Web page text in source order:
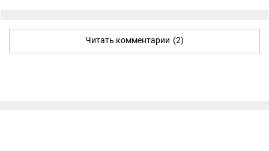
Читать комментарии (2)